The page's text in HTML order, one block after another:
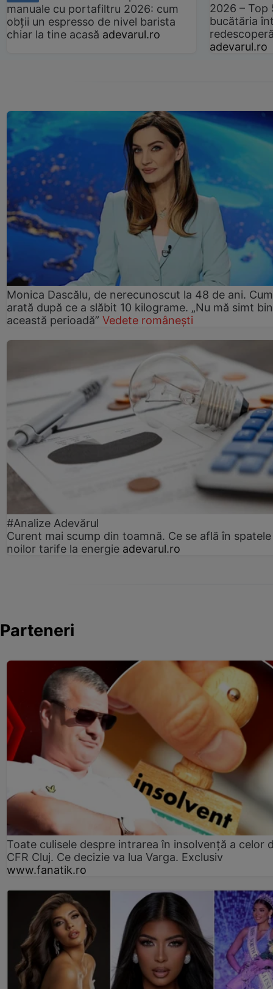
manuale cu portafiltru 2026: cum
obții un espresso de nivel barista
chiar la tine acasă adevarul.ro
2026 –
bucătăria
adevarul.ro
Monica Dascălu, de nerecunoscut la 48 de ani. Cum
arată după ce a slăbit 10 kilograme. „Nu mă simt
această perioadă” Vedete românești
#Analize Adevărul
Curent mai scump din toamnă. Ce se află în spatele
noilor tarife la energie adevarul.ro
Parteneri
Toate culisele despre intrarea în insolvență a celor
CFR Cluj. Ce decizie va lua Varga. Exclusiv
www.fanatik.ro